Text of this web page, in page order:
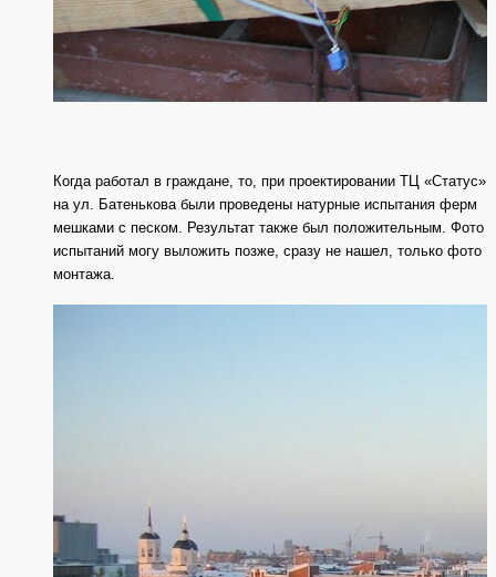
Когда работал в граждане, то, при проектировании ТЦ «Статус»
на ул. Батенькова были проведены натурные испытания ферм
мешками с песком. Результат также был положительным. Фото
испытаний могу выложить позже, сразу не нашел, только фото
монтажа.